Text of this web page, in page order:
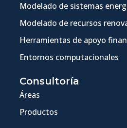
Modelado de sistemas
Modelado de recursos
Herramientas de apoyo
Entornos computacionales
Consultoría
Áreas
Productos